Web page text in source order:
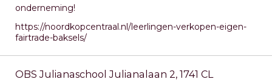
onderneming!
https://noordkopcentraal.nl/leerlingen-verkopen-eigen-
fairtrade-baksels/
OBS Julianaschool Julianalaan 2, 1741 CL